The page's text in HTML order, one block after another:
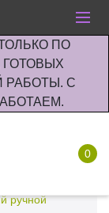
ПО
РАБОТЫ. С
0
ручной